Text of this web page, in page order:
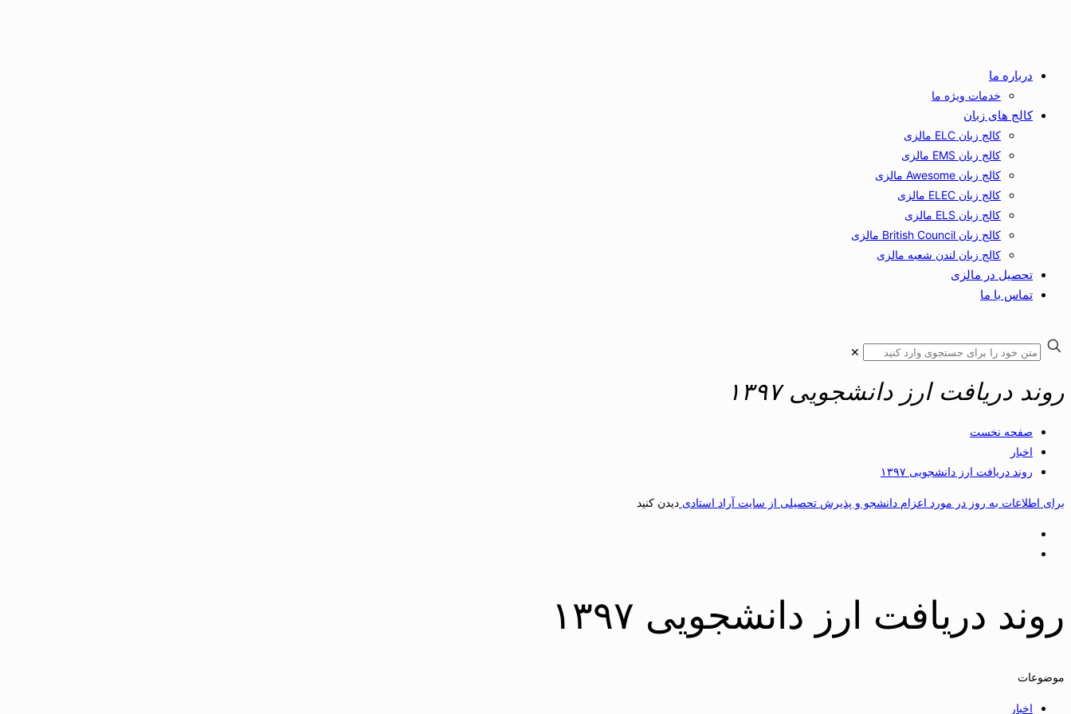
درباره ما
خدمات ویژه ما
کالج های زبان
کالج زبان ELC مالزی
کالج زبان EMS مالزی
کالج زبان Awesome مالزی
کالج زبان ELEC مالزی
کالج زبان ELS مالزی
کالج زبان British Council مالزی
کالج زبان لندن شعبه مالزی
تحصیل در مالزی
تماس با ما
✕
روند دریافت ارز دانشجویی ۱۳۹۷
صفحه نخست
اخبار
روند دریافت ارز دانشجویی ۱۳۹۷
برای اطلاعات به روز در مورد اعزام دانشجو و پذیرش تحصیلی از سایت آراد استادی دیدن کنید
روند دریافت ارز دانشجویی ۱۳۹۷
موضوعات
اخبار